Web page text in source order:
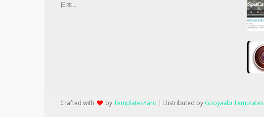
日本…
Crafted with byTemplatesYard | Distributed by Gooyaabi Templates